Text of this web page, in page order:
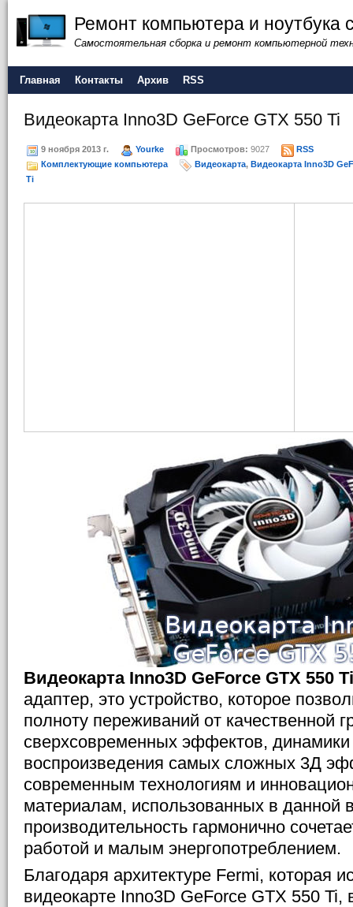
Ремонт компьютера и ноутбука
Самостоятельная сборка и ремонт компьютерной
Главная Контакты Архив RSS
Видеокарта Inno3D GeForce GTX 550 Ti
9 ноября 2013 г. Yourke Просмотров: 9027
RSS
Комплектующие компьютера
Видеокарта, Видеокарта Inno3D
Ti
Видеокарта Inno3D GeForce GTX 550 Ti
адаптер, это устройство, которое
полноту переживаний от качественной
сверхсовременных эффектов, динамики
воспроизведения самых сложных 3Д
современным технологиям и
материалам, использованных в данной
производительность гармонично
работой и малым энергопотреблением.
Благодаря архитектуре Fermi, которая
видеокарте Inno3D GeForce GTX 550 Ti,